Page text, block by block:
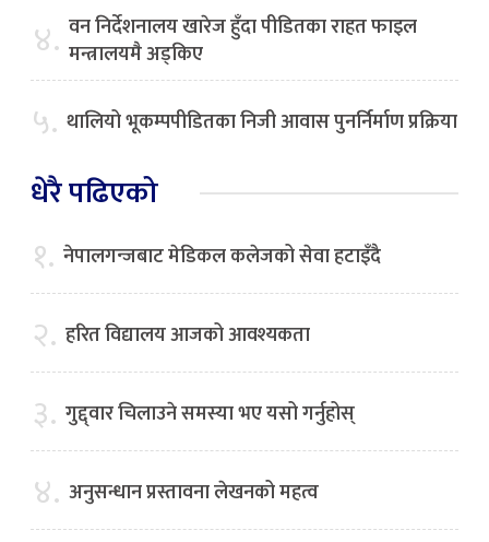
४. वन निर्देशनालय खारेज हुँदा पीडितका राहत फाइल
मन्त्रालयमै अड्किए
५. थालियो भूकम्पपीडितका निजी आवास पुनर्निर्माण प्रक्रिया
धेरै पढिएको
१. नेपालगन्जबाट मेडिकल कलेजको सेवा हटाइँदै
२. हरित विद्यालय आजको आवश्यकता
३. गुद्द्वार चिलाउने समस्या भए यसो गर्नुहोस्
४. अनुसन्धान प्रस्तावना लेखनको महत्व